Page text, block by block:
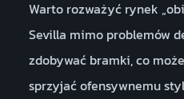
Warto rozważyć rynek
Sevilla mimo problemów
zdobywać bramki, co
sprzyjać ofensywnemu